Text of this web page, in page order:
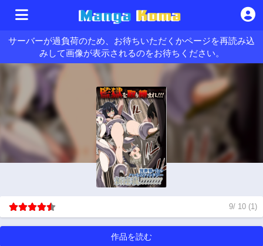
サーバーが過負荷のため、お待ちいただくかページを再読み込
みして画像が表示されるのをお待ちください。
9/ 10 (1)
作品を読む